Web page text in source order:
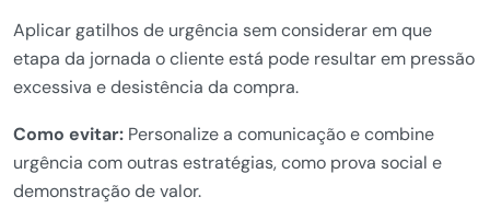
Aplicar gatilhos de urgência sem considerar em que
etapa da jornada o cliente está pode resultar em pressão
excessiva e desistência da compra.
Como evitar: Personalize a comunicação e combine
urgência com outras estratégias, como prova social e
demonstração de valor.